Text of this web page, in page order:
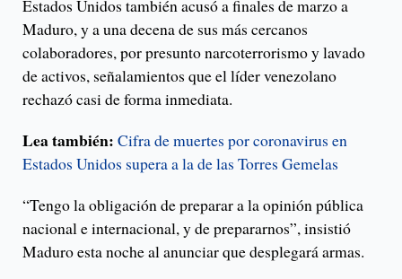
Estados Unidos también acusó a finales de marzo a
Maduro, y a una decena de sus más cercanos
colaboradores, por presunto narcoterrorismo y lavado
de activos, señalamientos que el líder venezolano
rechazó casi de forma inmediata.
Lea también: Cifra de muertes por coronavirus en
Estados Unidos supera a la de las Torres Gemelas
“Tengo la obligación de preparar a la opinión pública
nacional e internacional, y de prepararnos”, insistió
Maduro esta noche al anunciar que desplegará armas.